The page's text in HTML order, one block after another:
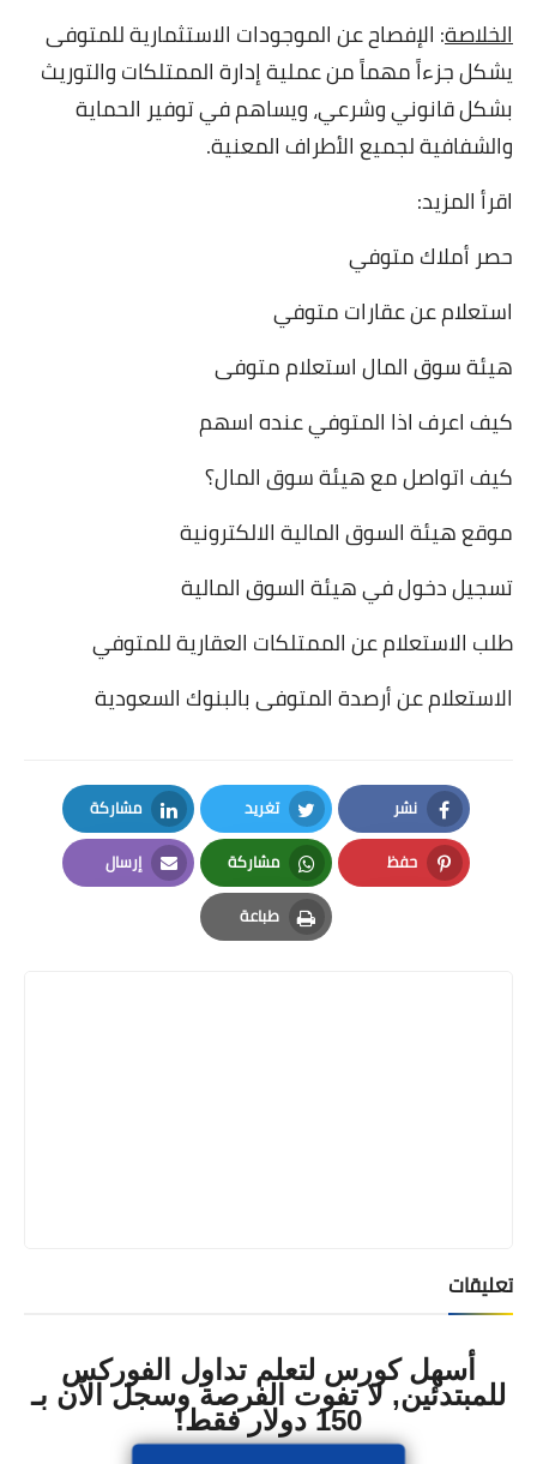
الخلاصة: الإفصاح عن الموجودات الاستثمارية للمتوفى
يشكل جزءاً مهماً من عملية إدارة الممتلكات والتوريث
بشكل قانوني وشرعي، ويساهم في توفير الحماية
والشفافية لجميع الأطراف المعنية.
اقرأ المزيد:
حصر أملاك متوفي
استعلام عن عقارات متوفي
هيئة سوق المال استعلام متوفى
كيف اعرف اذا المتوفي عنده اسهم
كيف اتواصل مع هيئة سوق المال؟
موقع هيئة السوق المالية الالكترونية
تسجيل دخول في هيئة السوق المالية
طلب الاستعلام عن الممتلكات العقارية للمتوفي
الاستعلام عن أرصدة المتوفى بالبنوك السعودية
نشر
Facebook
تغريد
Twitter
مشاركة
LinkedIn
حفظ
Pinterest
مشاركة
Whatsapp
إرسال
Email
طباعة
Print
تعليقات
أسهل كورس لتعلم تداول الفوركس
للمبتدئين, لا تفوت الفرصة وسجل الآن بـ
150 دولار فقط!